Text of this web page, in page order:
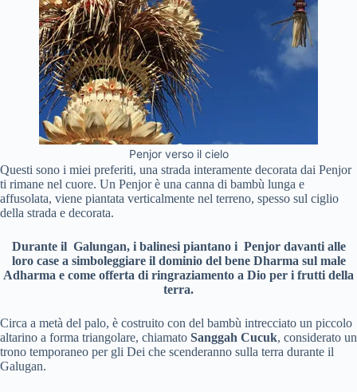
Penjor verso il cielo
Questi sono i miei preferiti, una strada interamente decorata dai Penjor
ti rimane nel cuore. Un Penjor è una canna di bambù lunga e
affusolata, viene piantata verticalmente nel terreno, spesso sul ciglio
della strada e decorata.
Durante il Galungan, i balinesi piantano i Penjor davanti alle
loro case a simboleggiare il dominio del bene Dharma sul male
Adharma e come offerta di ringraziamento a Dio per i frutti della
terra.
Circa a metà del palo, è costruito con del bambù intrecciato un piccolo
altarino a forma triangolare, chiamato Sanggah Cucuk, considerato un
trono temporaneo per gli Dei che scenderanno sulla terra durante il
Galugan.